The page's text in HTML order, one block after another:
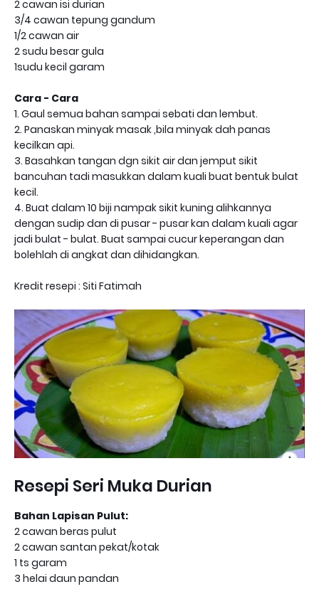
2 cawan isi durian
3/4 cawan tepung gandum
1/2 cawan air
2 sudu besar gula
1sudu kecil garam
Cara - Cara
1. Gaul semua bahan sampai sebati dan lembut.
2. Panaskan minyak masak ,bila minyak dah panas
kecilkan api.
3. Basahkan tangan dgn sikit air dan jemput sikit
bancuhan tadi masukkan dalam kuali buat bentuk bulat
kecil.
4. Buat dalam 10 biji nampak sikit kuning alihkannya
dengan sudip dan di pusar - pusar kan dalam kuali agar
jadi bulat - bulat. Buat sampai cucur keperangan dan
bolehlah di angkat dan dihidangkan.
Kredit resepi : Siti Fatimah
Resepi Seri Muka Durian
Bahan Lapisan Pulut:
2 cawan beras pulut
2 cawan santan pekat/kotak
1 ts garam
3 helai daun pandan